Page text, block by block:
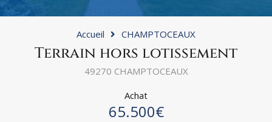
Accueil CHAMPTOCEAUX
Terrain hors lotissement
49270 CHAMPTOCEAUX
Achat
65.500€